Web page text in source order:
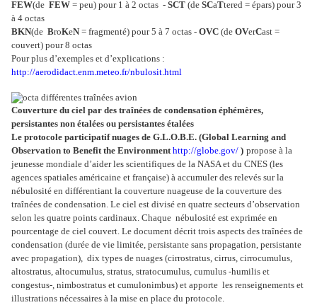
FEW(de FEW = peu) pour 1 à 2 octas - SCT (de SCaTtered = épars) pour 3
à 4 octas
BKN(de BroKeN = fragmenté) pour 5 à 7 octas - OVC (de OVerCast =
couvert) pour 8 octas
Pour plus d’exemples et d’explications :
http://aerodidact.enm.meteo.fr/nbulosit.html
Couverture du ciel par des traînées de condensation éphémères,
persistantes non étalées ou persistantes étalées
Le protocole participatif nuages de G.L.O.B.E. (Global Learning and
Observation to Benefit the Environmenthttp://globe.gov/ ) propose à la
jeunesse mondiale d’aider les scientifiques de la NASA et du CNES (les
agences spatiales américaine et française) à accumuler des relevés sur la
nébulosité en différentiant la couverture nuageuse de la couverture des
traînées de condensation. Le ciel est divisé en quatre secteurs d’observation
selon les quatre points cardinaux. Chaque nébulosité est exprimée en
pourcentage de ciel couvert. Le document décrit trois aspects des traînées de
condensation (durée de vie limitée, persistante sans propagation, persistante
avec propagation), dix types de nuages (cirrostratus, cirrus, cirrocumulus,
altostratus, altocumulus, stratus, stratocumulus, cumulus -humilis et
congestus-, nimbostratus et cumulonimbus) et apporte les renseignements et
illustrations nécessaires à la mise en place du protocole.